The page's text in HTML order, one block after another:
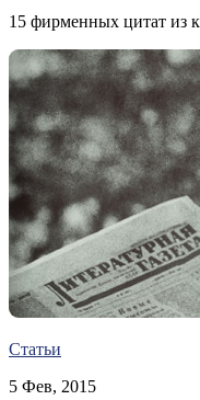
15 фирменных цитат из
Статьи
5 Фев, 2015